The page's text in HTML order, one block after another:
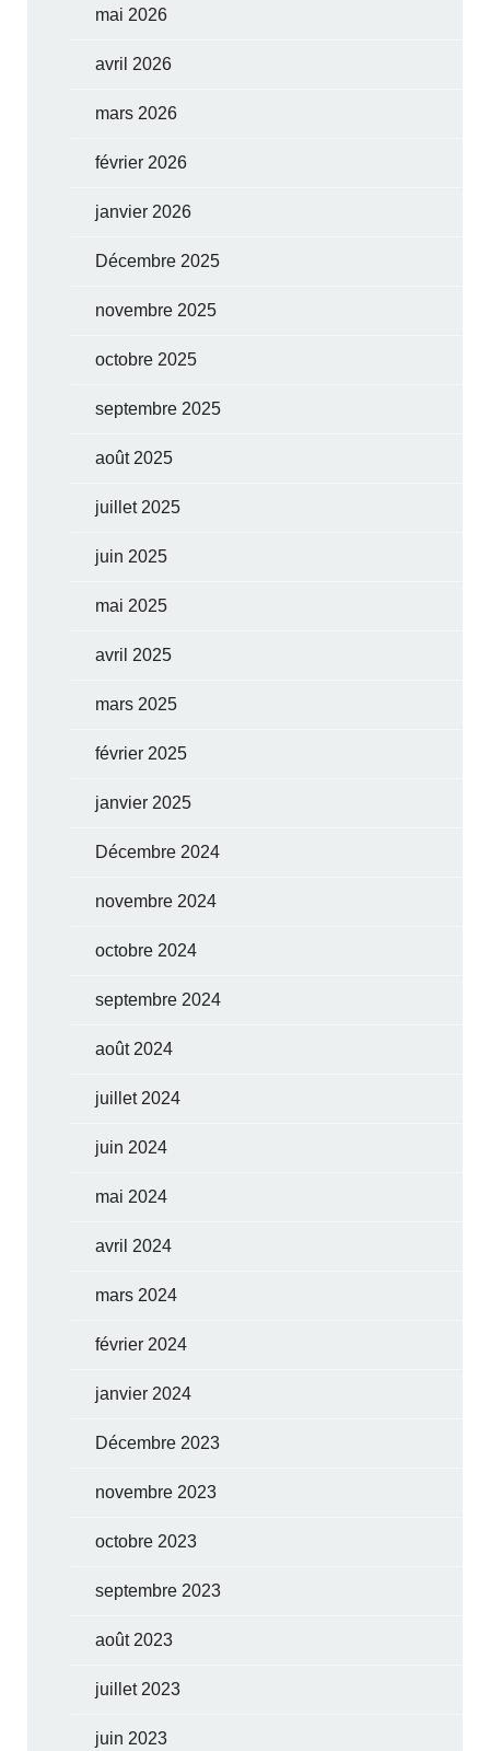
mai 2026
avril 2026
mars 2026
février 2026
janvier 2026
Décembre 2025
novembre 2025
octobre 2025
septembre 2025
août 2025
juillet 2025
juin 2025
mai 2025
avril 2025
mars 2025
février 2025
janvier 2025
Décembre 2024
novembre 2024
octobre 2024
septembre 2024
août 2024
juillet 2024
juin 2024
mai 2024
avril 2024
mars 2024
février 2024
janvier 2024
Décembre 2023
novembre 2023
octobre 2023
septembre 2023
août 2023
juillet 2023
juin 2023